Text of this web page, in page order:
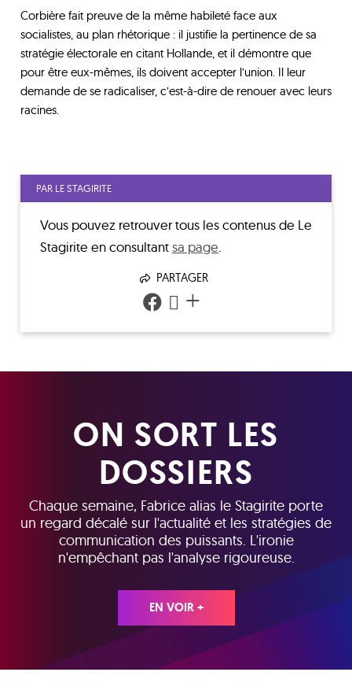
Corbière fait preuve de la même habileté face aux
socialistes, au plan rhétorique : il justifie la pertinence de sa
stratégie électorale en citant Hollande, et il démontre que
pour être eux-mêmes, ils doivent accepter l’union. Il leur
demande de se radicaliser, c’est-à-dire de renouer avec leurs
racines.
PAR LE STAGIRITE
Vous pouvez retrouver tous les contenus de Le
Stagirite en consultantsa page
PARTAGER
+
ON SORT LES
DOSSIERS
Chaque semaine, Fabrice alias le Stagirite porte
un regard décalé sur l'actualité et les stratégies de
communication des puissants. L'ironie
n'empêchant pas l'analyse rigoureuse.
EN VOIR +